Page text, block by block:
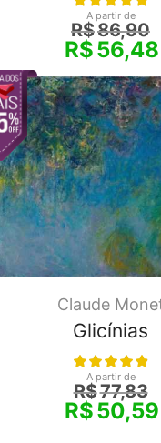
A partir de
R$86,90
R$56,48
Claude
Glicínias
A partir de
R$77,83
R$50,59